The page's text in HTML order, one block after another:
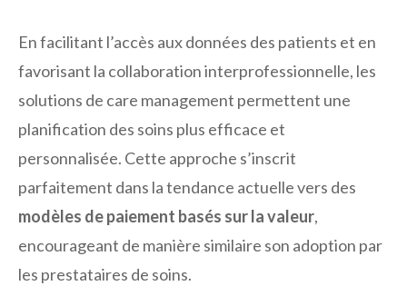
En facilitant l’accès aux données des patients et en
favorisant la collaboration interprofessionnelle, les
solutions de care management permettent une
planification des soins plus efficace et
personnalisée. Cette approche s’inscrit
parfaitement dans la tendance actuelle vers des
modèles de paiement basés sur la valeur,
encourageant de manière similaire son adoption par
les prestataires de soins.